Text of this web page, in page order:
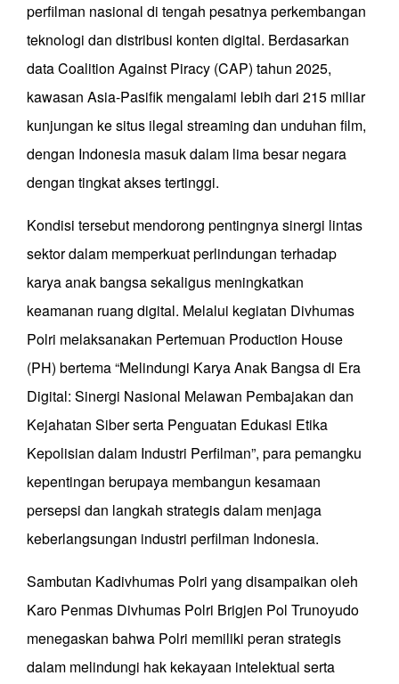
perfilman nasional di tengah pesatnya perkembangan
teknologi dan distribusi konten digital. Berdasarkan
data Coalition Against Piracy (CAP) tahun 2025,
kawasan Asia-Pasifik mengalami lebih dari 215 miliar
kunjungan ke situs ilegal streaming dan unduhan film,
dengan Indonesia masuk dalam lima besar negara
dengan tingkat akses tertinggi.
Kondisi tersebut mendorong pentingnya sinergi lintas
sektor dalam memperkuat perlindungan terhadap
karya anak bangsa sekaligus meningkatkan
keamanan ruang digital. Melalui kegiatan Divhumas
Polri melaksanakan Pertemuan Production House
(PH) bertema “Melindungi Karya Anak Bangsa di Era
Digital: Sinergi Nasional Melawan Pembajakan dan
Kejahatan Siber serta Penguatan Edukasi Etika
Kepolisian dalam Industri Perfilman”, para pemangku
kepentingan berupaya membangun kesamaan
persepsi dan langkah strategis dalam menjaga
keberlangsungan industri perfilman Indonesia.
Sambutan Kadivhumas Polri yang disampaikan oleh
Karo Penmas Divhumas Polri Brigjen Pol Trunoyudo
menegaskan bahwa Polri memiliki peran strategis
dalam melindungi hak kekayaan intelektual serta